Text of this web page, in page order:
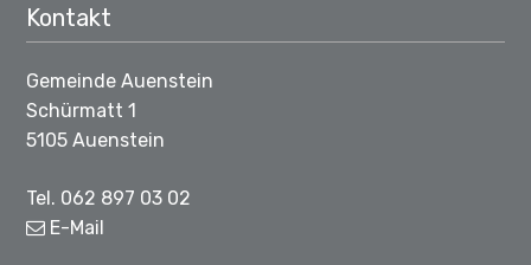
Footer
Kontakt
Gemeinde Auenstein
Schürmatt 1
5105 Auenstein
Tel. 062 897 03 02
E-Mail